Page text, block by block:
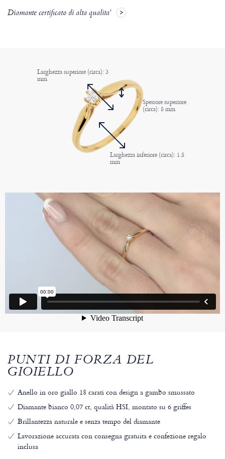
Diamante certificato di alta qualita'
Larghezza superiore (circa): 3
mm
Spessore superiore
(circa): 5 mm
Larghezza inferiore (circa): 1.5
mm
PUNTI DI FORZA DEL
GIOIELLO
Anello in oro giallo 18 carati con design a gambo smussato
Diamante bianco 0,07 ct, qualità HSI, montato su 6 griffes
Brillantezza naturale e senza tempo del diamante
Lavorazione accurata con consegna gratuita e confezione regalo
inclusa